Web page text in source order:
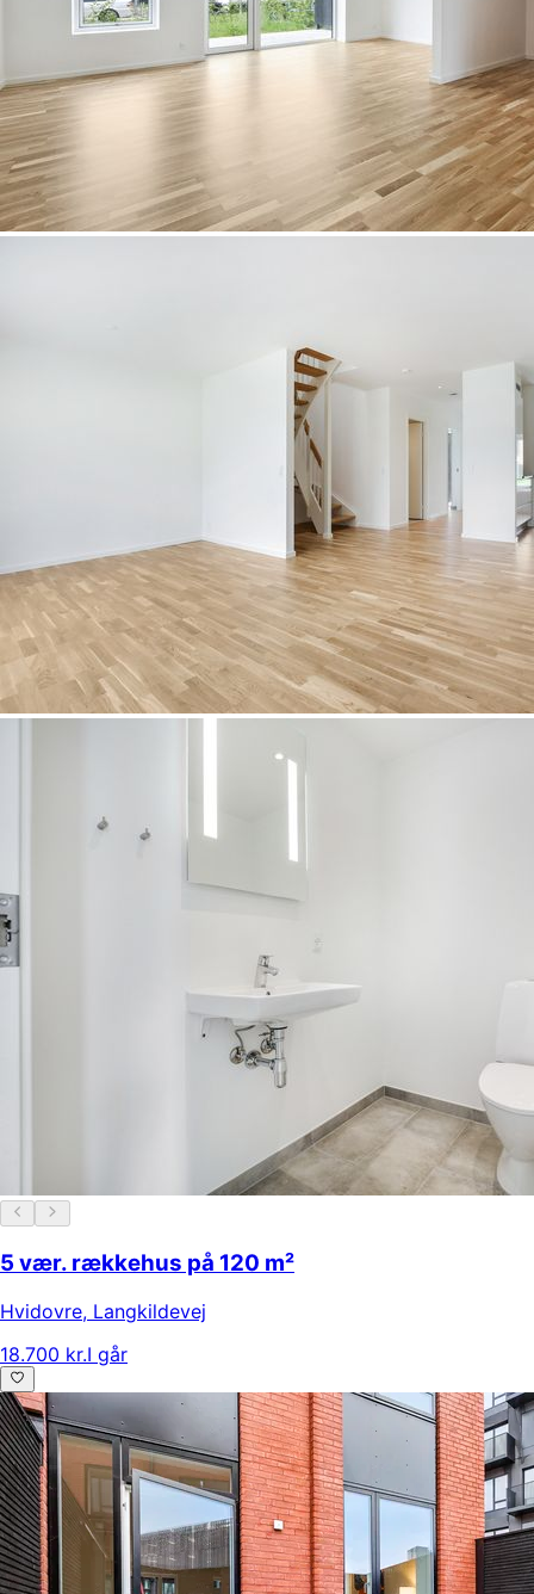
5 vær. rækkehus på 120 m²
Hvidovre, Langkildevej
18.700 kr.I går